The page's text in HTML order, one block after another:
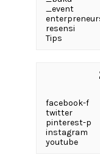
_event
resensi
Tips
facebook-f
twitter
pinterest-p
instagram
youtube